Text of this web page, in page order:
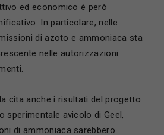
ed economico è però
In particolare, nelle
di azoto e ammoniaca sta
nelle autorizzazioni
cita anche i risultati del progetto
sperimentale avicolo di Geel,
di ammoniaca sarebbero